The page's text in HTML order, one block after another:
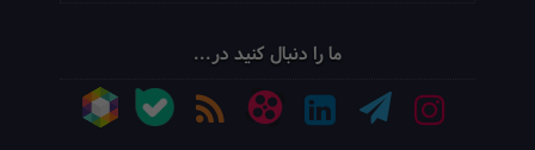
ما را دنبال کنید در...